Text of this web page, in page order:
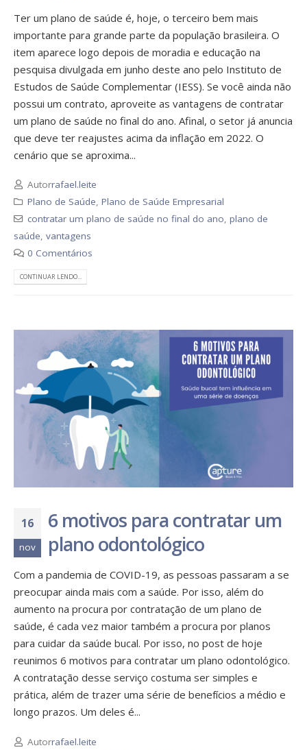
Ter um plano de saúde é, hoje, o terceiro bem mais
importante para grande parte da população brasileira. O
item aparece logo depois de moradia e educação na
pesquisa divulgada em junho deste ano pelo Instituto de
Estudos de Saúde Complementar (IESS). Se você ainda não
possui um contrato, aproveite as vantagens de contratar
um plano de saúde no final do ano. Afinal, o setor já anuncia
que deve ter reajustes acima da inflação em 2022. O
cenário que se aproxima...
Autorrafael.leite
Plano de Saúde, Plano de Saúde Empresarial
contratar um plano de saúde no final do ano, plano de
saúde, vantagens
0 Comentários
CONTINUAR LENDO...
16
nov
6 motivos para contratar um
plano odontológico
Com a pandemia de COVID-19, as pessoas passaram a se
preocupar ainda mais com a saúde. Por isso, além do
aumento na procura por contratação de um plano de
saúde, é cada vez maior também a procura por planos
para cuidar da saúde bucal. Por isso, no post de hoje
reunimos 6 motivos para contratar um plano odontológico.
A contratação desse serviço costuma ser simples e
prática, além de trazer uma série de benefícios a médio e
longo prazos. Um deles é...
Autorrafael.leite